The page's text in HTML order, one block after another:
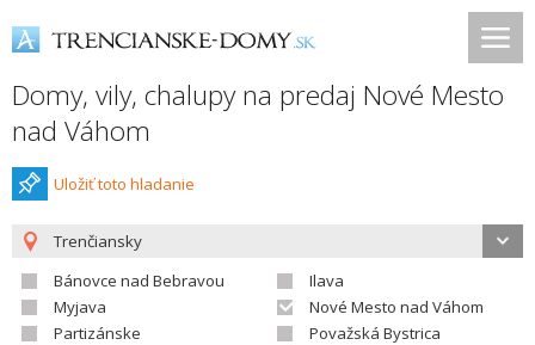
Domy, vily, chalupy na predaj Nové Mesto
nad Váhom
Uložiť toto hladanie
Trenčiansky
Bánovce nad Bebravou
Ilava
Myjava
Nové Mesto nad Váhom
Partizánske
Považská Bystrica